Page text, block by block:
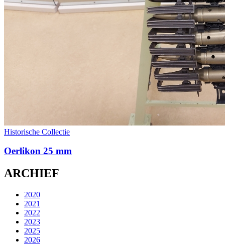
Historische Collectie
Oerlikon 25 mm
ARCHIEF
2020
2021
2022
2023
2025
2026